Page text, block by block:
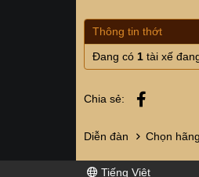
Thông tin thớt
Đang có 1 tài xế
Chia sẻ:
Diễn đàn Chọn
Tiếng Việt